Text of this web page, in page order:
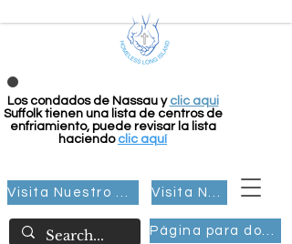
Los condados de Nassau y clic aqui
Suffolk tienen una lista de centros de
enfriamiento, puede revisar la lista
haciendo clic aquí
Página para donar
Visita Nuestro Grupo Visita Nuestro Grupo